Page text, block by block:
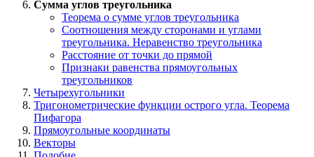
Сумма углов треугольника
Теорема о сумме углов треугольника
Соотношения между сторонами и углами
треугольника. Неравенство треугольника
Расстояние от точки до прямой
Признаки равенства прямоугольных
треугольников
Четырехугольники
Тригонометрические функции острого угла. Теорема
Пифагора
Прямоугольные координаты
Векторы